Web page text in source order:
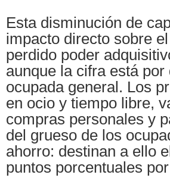
Esta disminución de
impacto directo sobre
perdido poder
aunque la cifra está
ocupada general. Los
en ocio y tiempo libre,
compras personales y
del grueso de los
ahorro: destinan a ello
puntos porcentuales